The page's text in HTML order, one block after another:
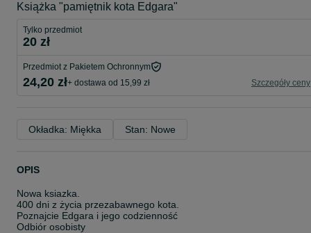
Książka "pamiętnik kota Edgara"
Tylko przedmiot
20 zł
Przedmiot z Pakietem Ochronnym
24,20 zł+ dostawa od 15,99 zł Szczegóły ceny
Okładka: Miękka Stan: Nowe
OPIS
Nowa ksiazka.
400 dni z życia przezabawnego kota.
Poznajcie Edgara i jego codzienność
Odbiór osobisty